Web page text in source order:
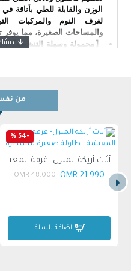
الوزن والقابلة للطي بأناقة
لغرف النوم والمركبات
والمساحات الصغيرة، مما يوفر
【محمولة وسهلة التنظيف】
فحسب، بل سهل الإزالة
【سهلة الاستخدام
مرتبة الميموري فوم، وهي
فردها أو طيها في ثوانٍ. عند
【مرتبة ثلاثية الطي من
مريح ليلاً أينما ذهبت. ببساطة
في أي غرفة أو منزل متنقل أو
الاستخدام الأول، يرجى فك
من
-54 %
أثاث أريكة المنزل- غرفة المعيشة - طاولة صغيرة مستديرة
21.990 OMR
48.000 OMR
اضافة للسلة